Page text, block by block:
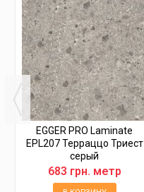
EGGER PRO Laminate
EPL207 Терраццо Триест
серый
683 грн. метр